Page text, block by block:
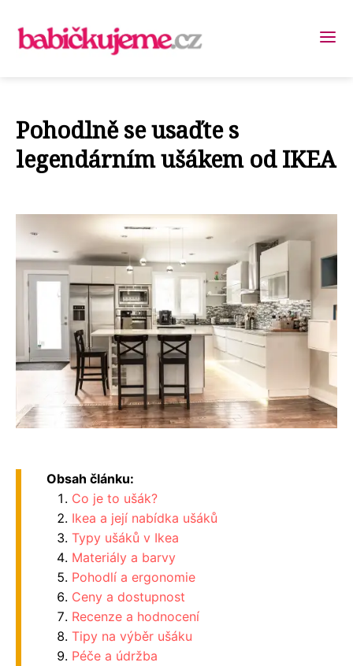
Pohodlně se usaďte s
legendárním ušákem od IKEA
Obsah článku:
Co je to ušák?
Ikea a její nabídka ušáků
Typy ušáků v Ikea
Materiály a barvy
Pohodlí a ergonomie
Ceny a dostupnost
Recenze a hodnocení
Tipy na výběr ušáku
Péče a údržba